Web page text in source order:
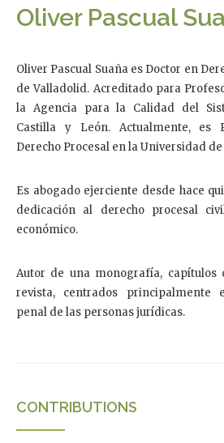
Oliver Pascual
Oliver Pascual Suaña es Doctor en
de Valladolid. Acreditado para
la Agencia para la Calidad del
Castilla y León. Actualmente, es
Derecho Procesal en la Universidad
Es abogado ejerciente desde hace
dedicación al derecho procesal
económico.
Autor de una monografía,
revista, centrados principalmente
penal de las personas jurídicas.
CONTRIBUTIONS